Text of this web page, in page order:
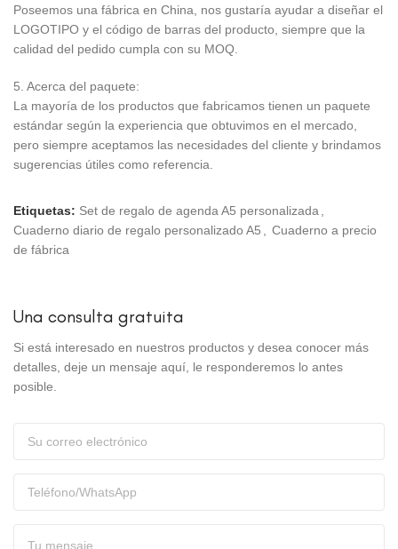
Poseemos una fábrica en China, nos gustaría ayudar a diseñar el
LOGOTIPO y el código de barras del producto, siempre que la
calidad del pedido cumpla con su MOQ.
5. Acerca del paquete:
La mayoría de los productos que fabricamos tienen un paquete
estándar según la experiencia que obtuvimos en el mercado,
pero siempre aceptamos las necesidades del cliente y brindamos
sugerencias útiles como referencia.
Etiquetas: Set de regalo de agenda A5 personalizada,
Cuaderno diario de regalo personalizado A5 , Cuaderno a precio
de fábrica
Una consulta gratuita
Si está interesado en nuestros productos y desea conocer más
detalles, deje un mensaje aquí, le responderemos lo antes
posible.